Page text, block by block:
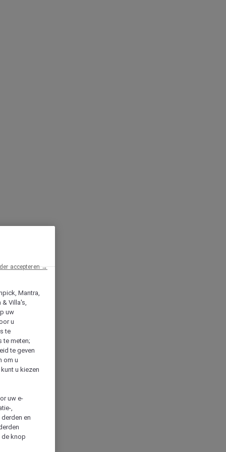
Mantra,
& Villa's,
uw
u
te
te meten;
te geven
om u
u kiezen
uw e-
,
en
de knop
accepteren →